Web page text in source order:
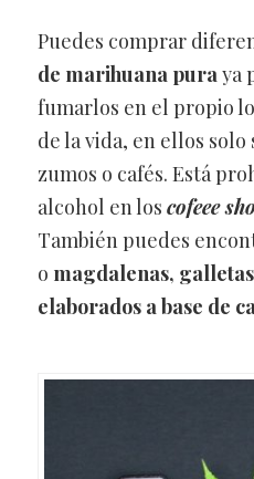
Puedes comprar
de marihuana pura ya
fumarlos en el propio
de la vida, en ellos
zumos o cafés. Está
alcohol en los cofeee
También puedes
o magdalenas,
elaborados a base de